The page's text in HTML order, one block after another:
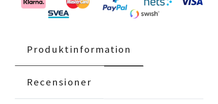
Produktinformation
Recensioner